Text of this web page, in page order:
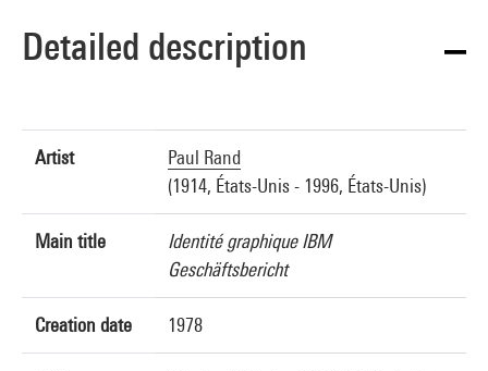
Detailed description
Artist
Paul Rand
(1914, États-Unis - 1996, États-Unis)
Main title
Identité graphique IBM
Geschäftsbericht
Creation date 1978